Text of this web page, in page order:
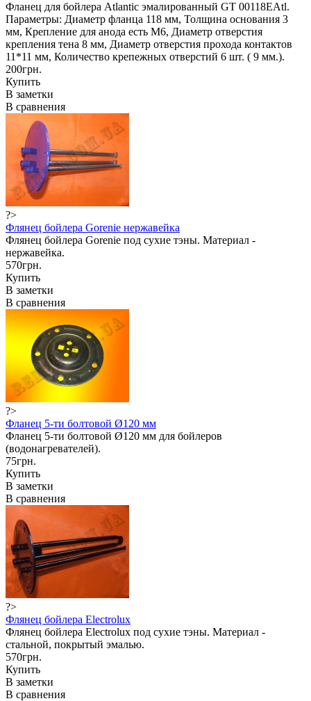
Фланец для бойлера Atlantic эмалированный GТ 00118EAtl.
Параметры: Диаметр фланца 118 мм, Толщина основания 3
мм, Крепление для анода есть М6, Диаметр отверстия
крепления тена 8 мм, Диаметр отверстия прохода контактов
11*11 мм, Количество крепежных отверстий 6 шт. ( 9 мм.).
200грн.
Купить
В заметки
В сравнения
?>
Флянец бойлера Gorenie нержавейка
Флянец бойлера Gorenie под сухие тэны. Материал -
нержавейка.
570грн.
Купить
В заметки
В сравнения
?>
Фланец 5-ти болтовой Ø120 мм
Фланец 5-ти болтовой Ø120 мм для бойлеров
(водонагревателей).
75грн.
Купить
В заметки
В сравнения
?>
Флянец бойлера Electrolux
Флянец бойлера Electrolux под сухие тэны. Материал -
стальной, покрытый эмалью.
570грн.
Купить
В заметки
В сравнения